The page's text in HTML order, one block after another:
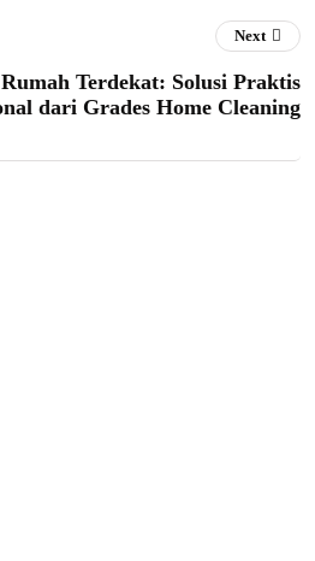
Next
Terdekat: Solusi Praktis
dari Grades Home Cleaning